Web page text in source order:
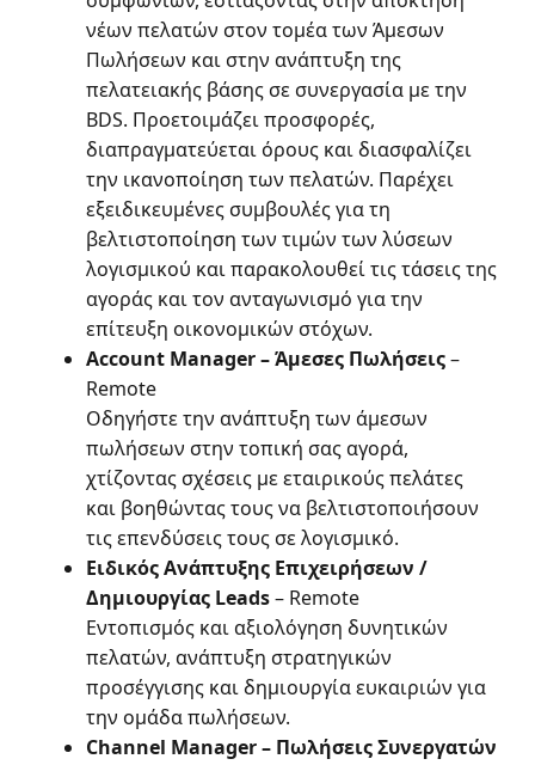
νέων πελατών στον τομέα των Άμεσων
Πωλήσεων και στην ανάπτυξη της
πελατειακής βάσης σε συνεργασία με την
BDS. Προετοιμάζει προσφορές,
διαπραγματεύεται όρους και διασφαλίζει
την ικανοποίηση των πελατών. Παρέχει
εξειδικευμένες συμβουλές για τη
βελτιστοποίηση των τιμών των λύσεων
λογισμικού και παρακολουθεί τις τάσεις της
αγοράς και τον ανταγωνισμό για την
επίτευξη οικονομικών στόχων.
Account Manager – Άμεσες Πωλήσεις–
Remote
Οδηγήστε την ανάπτυξη των άμεσων
πωλήσεων στην τοπική σας αγορά,
χτίζοντας σχέσεις με εταιρικούς πελάτες
και βοηθώντας τους να βελτιστοποιήσουν
τις επενδύσεις τους σε λογισμικό.
Ειδικός Ανάπτυξης Επιχειρήσεων /
Δημιουργίας Leads– Remote
Εντοπισμός και αξιολόγηση δυνητικών
πελατών, ανάπτυξη στρατηγικών
προσέγγισης και δημιουργία ευκαιριών για
την ομάδα πωλήσεων.
Channel Manager – Πωλήσεις Συνεργατών